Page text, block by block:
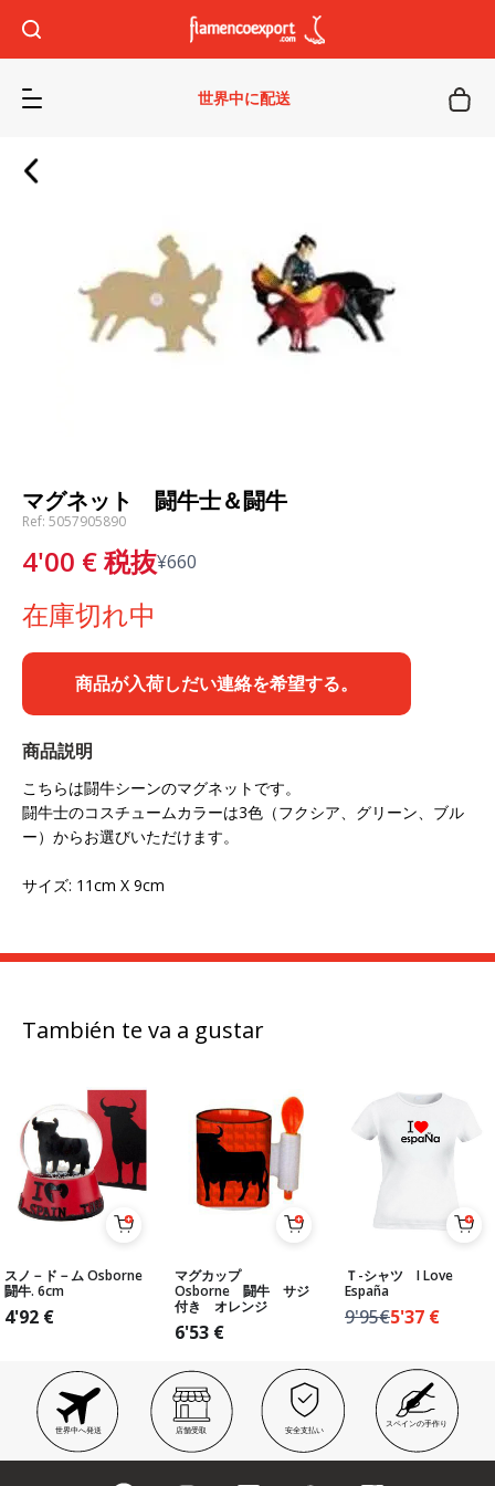
世界中に配送
マグネット 闘牛士＆闘牛
Ref: 5057905890
4'00 €税抜¥660
在庫切れ中
商品が入荷しだい連絡を希望する。
商品説明
こちらは闘牛シーンのマグネットです。
闘牛士のコスチュームカラーは3色（フクシア、グリーン、ブル
ー）からお選びいただけます。
サイズ: 11cm X 9cm
También te va a gustar
スノ－ド－ム Osborne
闘牛. 6cm
4'92 €
マグカップ
Osborne 闘牛 サジ
付き オレンジ
6'53 €
Ｔ-シャツ I Love
España
9'95€5'37 €
世界中へ発送 店舗受取 安全支払い
スペインの手作り